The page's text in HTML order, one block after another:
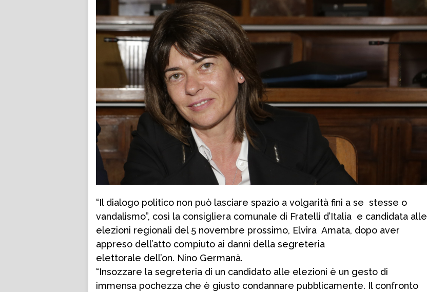
“Il dialogo politico non può lasciare spazio a volgarità fini a se stesse o
vandalismo”, così la consigliera comunale di Fratelli d’Italia e candidata alle
elezioni regionali del 5 novembre prossimo, Elvira Amata, dopo aver
appreso dell’atto compiuto ai danni della segreteria
elettorale dell’on. Nino Germanà.
“Insozzare la segreteria di un candidato alle elezioni è un gesto di
immensa pochezza che è giusto condannare pubblicamente. Il confronto